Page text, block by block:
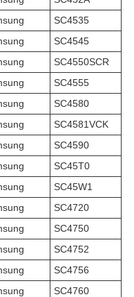
SC4535
SC4545
SC4550SCR
SC4555
SC4580
SC4581VCK
SC4590
SC45T0
SC45W1
SC4720
SC4750
SC4752
SC4756
SC4760